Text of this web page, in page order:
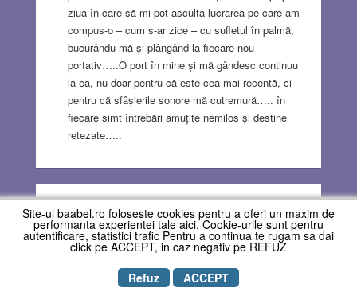
ziua în care să-mi pot asculta lucrarea pe care am
compus-o – cum s-ar zice – cu sufletul în palmă,
bucurându-mă și plângând la fiecare nou
portativ…..O port în mine și mă gândesc continuu
la ea, nu doar pentru că este cea mai recentă, ci
pentru că sfâșierile sonore mă cutremură….. în
fiecare simt întrebări amuțite nemilos și destine
retezate…..
Tiberiu Ezricommented on July 4, 2021
Reply
Demn de admiratie!
Petru Stoianovcommented on July 4, 2021
Site-ul baabel.ro foloseste cookies pentru a oferi un maxim de
performanta experientei tale aici. Cookie-urile sunt pentru
autentificare, statistici trafic Pentru a continua te rugam sa dai
click pe ACCEPT, in caz negativ pe REFUZ
Refuz
ACCEPT